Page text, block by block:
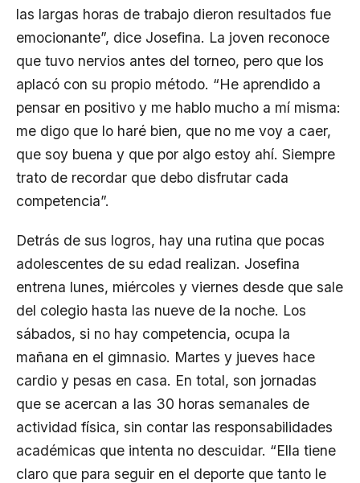
las largas horas de trabajo dieron resultados fue
emocionante”, dice Josefina. La joven reconoce
que tuvo nervios antes del torneo, pero que los
aplacó con su propio método. “He aprendido a
pensar en positivo y me hablo mucho a mí misma:
me digo que lo haré bien, que no me voy a caer,
que soy buena y que por algo estoy ahí. Siempre
trato de recordar que debo disfrutar cada
competencia”.
Detrás de sus logros, hay una rutina que pocas
adolescentes de su edad realizan. Josefina
entrena lunes, miércoles y viernes desde que sale
del colegio hasta las nueve de la noche. Los
sábados, si no hay competencia, ocupa la
mañana en el gimnasio. Martes y jueves hace
cardio y pesas en casa. En total, son jornadas
que se acercan a las 30 horas semanales de
actividad física, sin contar las responsabilidades
académicas que intenta no descuidar. “Ella tiene
claro que para seguir en el deporte que tanto le